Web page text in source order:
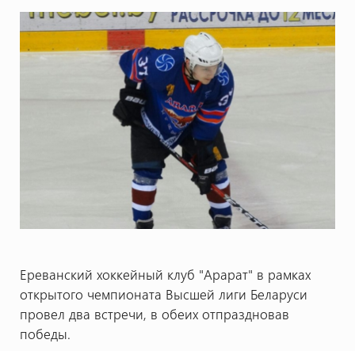
Ереванский хоккейный клуб "Арарат" в рамках
открытого чемпионата Высшей лиги Беларуси
провел два встречи, в обеих отпраздновав
победы.